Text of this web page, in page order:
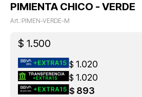
PIMIENTA CHICO - VERDE
PIMEN-VERDE-M
$ 1.500
$ 1.020
$ 1.020
$ 893